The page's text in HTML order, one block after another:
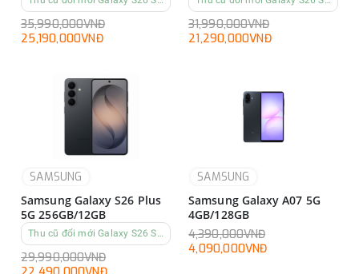
35,990,000VNĐ
25,190,000VNĐ
31,990,000VNĐ
21,290,000VNĐ
SAMSUNG
Samsung Galaxy S26 Plus
5G 256GB/12GB
29,990,000VNĐ
SAMSUNG
Samsung Galaxy A07 5G
4GB/128GB
4,390,000VNĐ
4,090,000VNĐ